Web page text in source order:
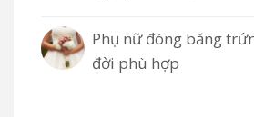
Phụ nữ đóng băng
đời phù hợp